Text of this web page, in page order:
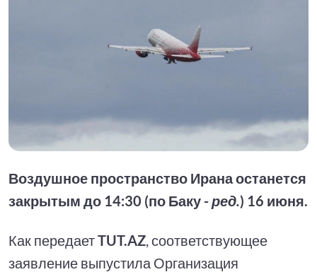
Воздушное пространство Ирана останется
закрытым до 14:30 (по Баку -ред.) 16 июня.
Как передаетTUT.AZ , соответствующее
заявление выпустила Организация